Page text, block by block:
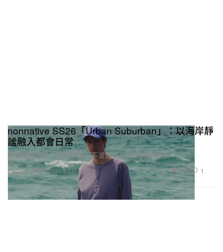
Fashion 時裝
nonnative SS26「Urban Suburban」：以海岸靜
謐融入都會日常
精選機能單品，將實穿性與不退流行的美學巧妙融合。
2026年5月11日 1.1K 1